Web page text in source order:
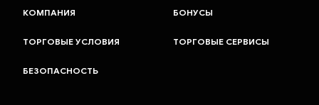
КОМПАНИЯ БОНУСЫ
ТОРГОВЫЕ УСЛОВИЯ ТОРГОВЫЕ СЕРВИСЫ
БЕЗОПАСНОСТЬ